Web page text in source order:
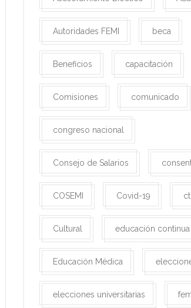
Autoridades FEMI beca
Beneficios capacitación
Comisiones comunicado
congreso nacional
Consejo de Salarios
COSEMI Covid-19 cti
Cultural educación continua
Educación Médica
elecciones universitarias